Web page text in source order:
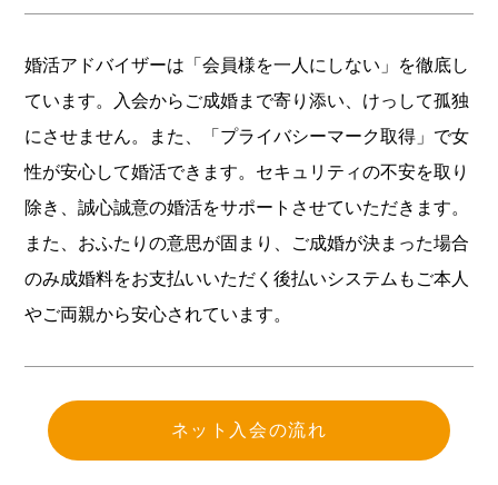
婚活アドバイザーは「会員様を一人にしない」を徹底し
ています。入会からご成婚まで寄り添い、けっして孤独
にさせません。また、「プライバシーマーク取得」で女
性が安心して婚活できます。セキュリティの不安を取り
除き、誠心誠意の婚活をサポートさせていただきます。
また、おふたりの意思が固まり、ご成婚が決まった場合
のみ成婚料をお支払いいただく後払いシステムもご本人
やご両親から安心されています。
ネット入会の流れ